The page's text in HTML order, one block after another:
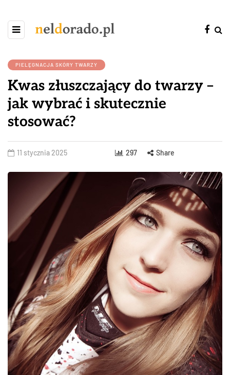
PIELĘGNACJA SKÓRY TWARZY
Kwas złuszczający do twarzy –
jak wybrać i skutecznie
stosować?
11 stycznia 2025 297 Share